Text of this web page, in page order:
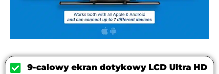
9-calowy ekran dotykowy LCD Ultra HD